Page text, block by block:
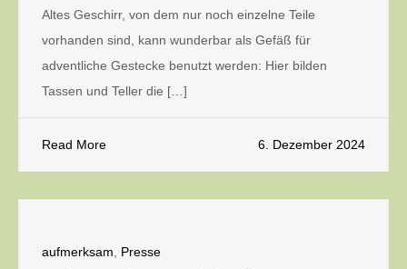
Altes Geschirr, von dem nur noch einzelne Teile
vorhanden sind, kann wunderbar als Gefäß für
adventliche Gestecke benutzt werden: Hier bilden
Tassen und Teller die […]
Read More 6. Dezember 2024
aufmerksam Presse